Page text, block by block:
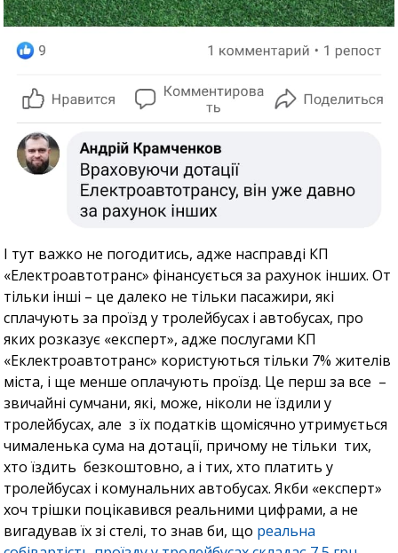
І тут важко не погодитись, адже насправді КП
«Електроавтотранс» фінансується за рахунок інших. От
тільки інші – це далеко не тільки пасажири, які
сплачують за проїзд у тролейбусах і автобусах, про
яких розказує «експерт», адже послугами КП
«Еклектроавтотранс» користуються тільки 7% жителів
міста, і ще менше оплачують проїзд. Це перш за все –
звичайні сумчани, які, може, ніколи не їздили у
тролейбусах, але з їх податків щомісячно утримується
чималенька сума на дотації, причому не тільки тих,
хто їздить безкоштовно, а і тих, хто платить у
тролейбусах і комунальних автобусах. Якби «експерт»
хоч трішки поцікавився реальними цифрами, а не
вигадував їх зі стелі, то знав би, що реальна